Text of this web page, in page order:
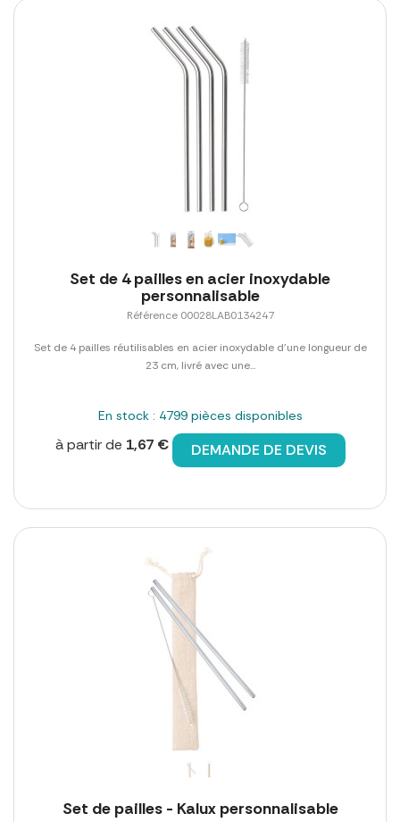
Set de 4 pailles en acier inoxydable
personnalisable
Référence 00028LAB0134247
Set de 4 pailles réutilisables en acier inoxydable d'une longueur de
23 cm, livré avec une...
En stock : 4799 pièces disponibles
à partir de 1,67 € DEMANDE DE DEVIS
Set de pailles - Kalux personnalisable